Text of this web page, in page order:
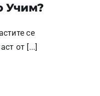
Учим?
се
от [...]